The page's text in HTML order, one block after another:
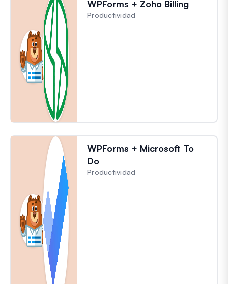
WPForms + Zoho Billing
Productividad
WPForms + Microsoft To
Do
Productividad